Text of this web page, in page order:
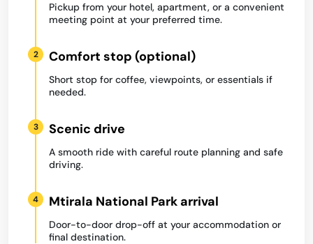
Pickup from your hotel, apartment, or a convenient
meeting point at your preferred time.
2 Comfort stop (optional)
Short stop for coffee, viewpoints, or essentials if
needed.
3 Scenic drive
A smooth ride with careful route planning and safe
driving.
4 Mtirala National Park arrival
Door-to-door drop-off at your accommodation or
final destination.